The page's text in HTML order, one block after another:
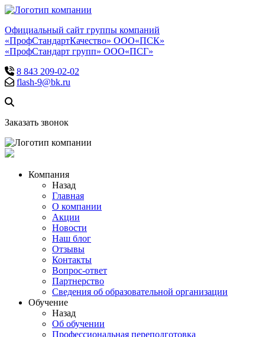
Официальный сайт группы компаний
«ПрофСтандартКачество» ООО«ПСК»
«ПрофСтандарт групп» ООО«ПСГ»
8 843 209-02-02
flash-9@bk.ru
Заказать звонок
Компания
Назад
Главная
О компании
Акции
Новости
Наш блог
Отзывы
Контакты
Вопрос-ответ
Партнерство
Сведения об образовательной организации
Обучение
Назад
Об обучении
Профессиональная переподготовка